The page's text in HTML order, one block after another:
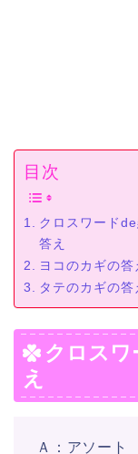
目次
クロスワード
答え
ヨコのカギの答
タテのカギの答
クロスワ
え
Ａ：アソート